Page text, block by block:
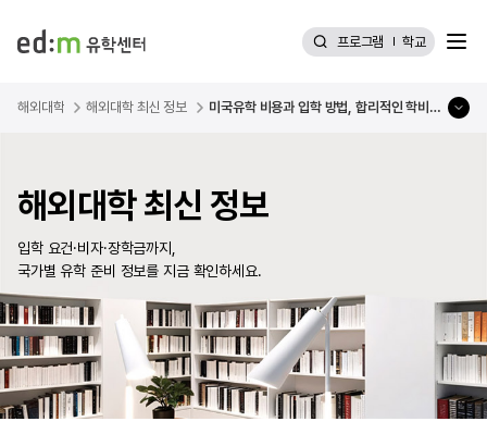
프로그램 학교
해외대학 해외대학 최신 정보 미국유학 비용과 입학 방법, 합리적인 학비의 미국대학교 추천
해외대학 최신 정보
입학 요건·비자·장학금까지,
국가별 유학 준비 정보를 지금 확인하세요.